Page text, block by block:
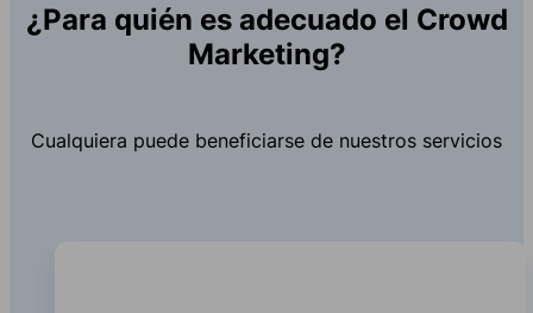
¿Para quién es adecuado el Crowd
Marketing?
Cualquiera puede beneficiarse de nuestros servicios